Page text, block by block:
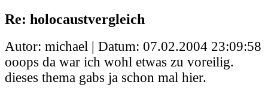
Re: holocaustvergleich
Autor: michael | Datum: 07.02.2004 23:09:58
ooops da war ich wohl etwas zu voreilig.
dieses thema gabs ja schon mal hier.